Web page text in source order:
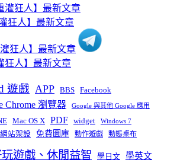
遊戲 APP BBS Facebook
Chrome 瀏覽器 Google 與其他 Google 應用
Mac OS X PDF widget Windows 7
網站架設 免費圖庫 動作遊戲 動態桌布
遊戲、休閒益智 學日文 學英文